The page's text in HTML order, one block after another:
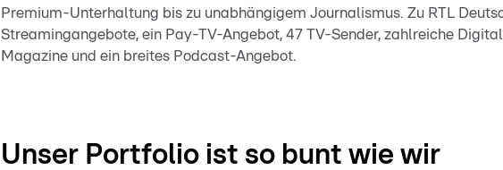
Premium-Unterhaltung bis zu unabhängigem Journalismus. Zu RTL
Streamingangebote, ein Pay-TV-Angebot, 47 TV-Sender, zahlreiche
Magazine und ein breites Podcast-Angebot.
Unser Portfolio ist so bunt wie wir